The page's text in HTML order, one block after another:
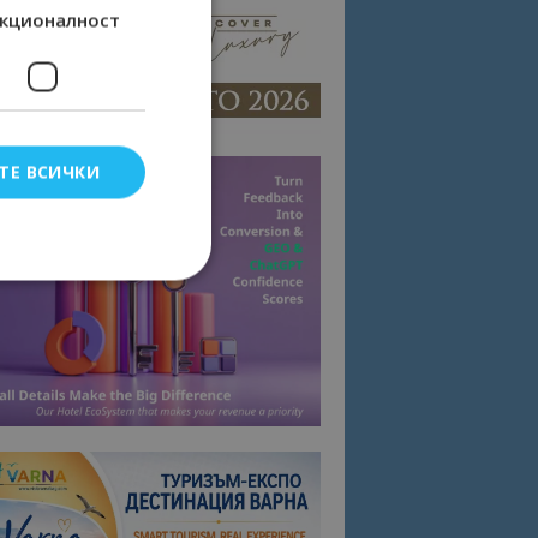
ВСИЧКИ
влизане и
съгласието
на сайта.